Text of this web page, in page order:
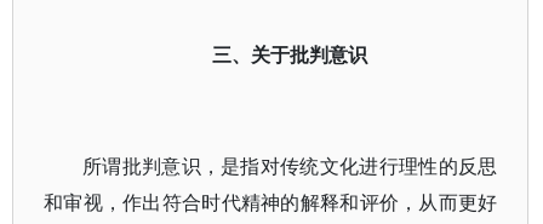
三、关于批判意识
所谓批判意识，是指对传统文化进行理性的反思
和审视，作出符合时代精神的解释和评价，从而更好